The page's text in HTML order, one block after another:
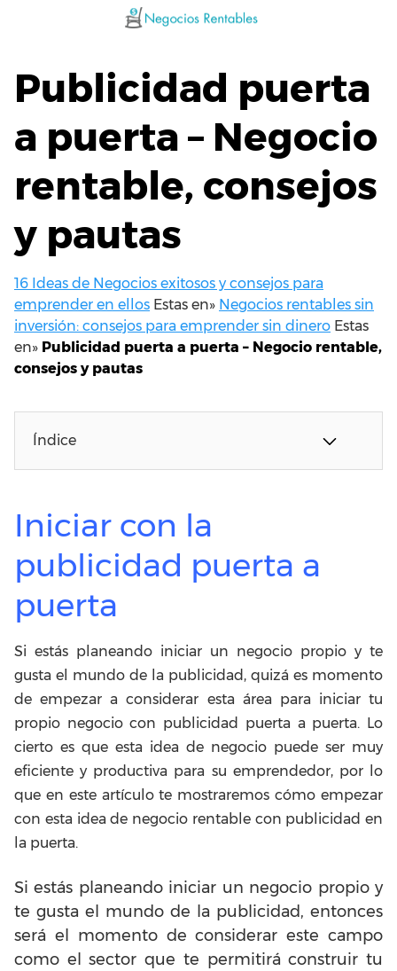
Publicidad puerta
a puerta – Negocio
rentable, consejos
y pautas
16 Ideas de Negocios exitosos y consejos para
emprender en ellos Estas en» Negocios rentables sin
inversión: consejos para emprender sin dinero Estas
en» Publicidad puerta a puerta – Negocio rentable,
consejos y pautas
Índice
Iniciar con la
publicidad puerta a
puerta
Si estás planeando iniciar un negocio propio y te
gusta el mundo de la publicidad, quizá es momento
de empezar a considerar esta área para iniciar tu
propio negocio con publicidad puerta a puerta. Lo
cierto es que esta idea de negocio puede ser muy
eficiente y productiva para su emprendedor, por lo
que en este artículo te mostraremos cómo empezar
con esta idea de negocio rentable con publicidad en
la puerta.
Si estás planeando iniciar un negocio propio y
te gusta el mundo de la publicidad, entonces
será el momento de considerar este campo
como el sector que te permitirá construir tu